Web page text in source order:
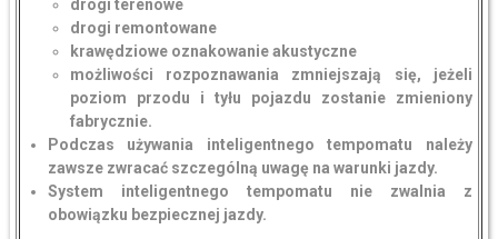
drogi terenowe
drogi remontowane
krawędziowe oznakowanie akustyczne
możliwości rozpoznawania zmniejszają się, jeżeli
poziom przodu i tyłu pojazdu zostanie zmieniony
fabrycznie.
Podczas używania inteligentnego tempomatu należy
zawsze zwracać szczególną uwagę na warunki jazdy.
System inteligentnego tempomatu nie zwalnia z
obowiązku bezpiecznej jazdy.